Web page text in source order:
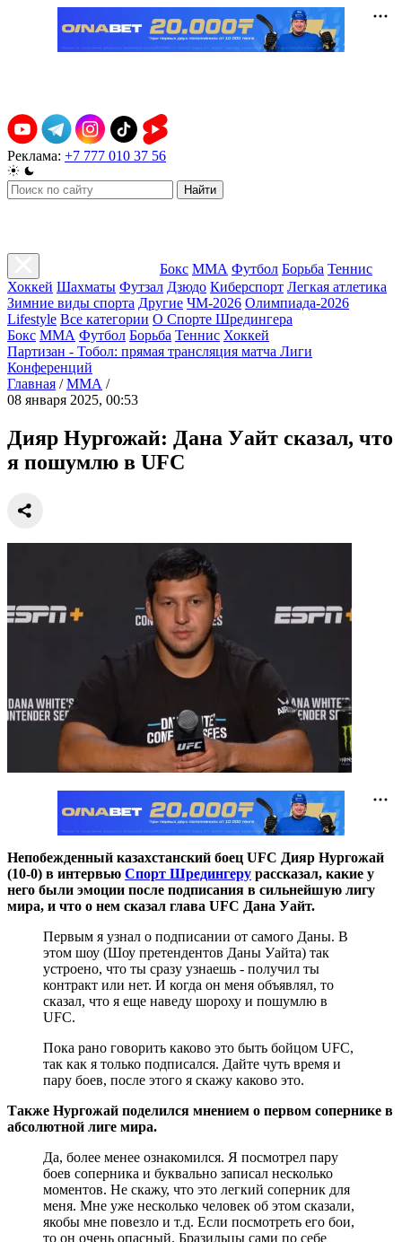
Реклама: +7 777 010 37 56
Найти
Бокс ММА Футбол Борьба Теннис
Хоккей Шахматы Футзал Дзюдо Киберспорт Легкая атлетика
Зимние виды спорта Другие ЧМ-2026 Олимпиада-2026
Lifestyle Все категории О Спорте Шредингера
Бокс ММА Футбол Борьба Теннис Хоккей
Партизан - Тобол: прямая трансляция матча Лиги
Конференций
Главная / ММА /
08 января 2025, 00:53
Дияр Нургожай: Дана Уайт сказал, что
я пошумлю в UFC
Непобежденный казахстанский боец UFC Дияр Нургожай
(10-0) в интервью Спорт Шредингеру рассказал, какие у
него были эмоции после подписания в сильнейшую лигу
мира, и что о нем сказал глава UFC Дана Уайт.
Первым я узнал о подписании от самого Даны. В
этом шоу (Шоу претендентов Даны Уайта) так
устроено, что ты сразу узнаешь - получил ты
контракт или нет. И когда он меня объявлял, то
сказал, что я еще наведу шороху и пошумлю в
UFC.
Пока рано говорить каково это быть бойцом UFC,
так как я только подписался. Дайте чуть время и
пару боев, после этого я скажу каково это.
Также Нургожай поделился мнением о первом сопернике в
абсолютной лиге мира.
Да, более менее ознакомился. Я посмотрел пару
боев соперника и буквально записал несколько
моментов. Не скажу, что это легкий соперник для
меня. Мне уже несколько человек об этом сказали,
якобы мне повезло и т.д. Если посмотреть его бои,
то он очень опасный. Бразильцы сами по себе